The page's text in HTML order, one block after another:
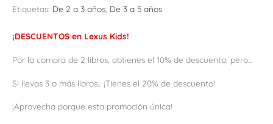
Etiquetas: De 2 a 3 años, De 3 a 5 años
¡DESCUENTOS en Lexus Kids!
Por la compra de 2 libros, obtienes el 10% de descuento, pero...
Si llevas 3 o más libros... ¡Tienes el 20% de descuento!
¡Aprovecha porque esta promoción única!